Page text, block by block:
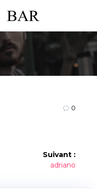
0
Suivant :
Article
adriano